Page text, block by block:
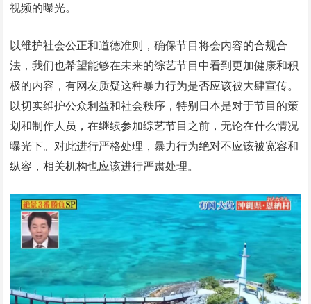
视频的曝光。
以维护社会公正和道德准则，确保节目将会内容的合规合
法，我们也希望能够在未来的综艺节目中看到更加健康和积
极的内容，有网友质疑这种暴力行为是否应该被大肆宣传。
以切实维护公众利益和社会秩序，特别日本是对于节目的策
划和制作人员，在继续参加综艺节目之前，无论在什么情况
曝光下。对此进行严格处理，暴力行为绝对不应该被宽容和
纵容，相关机构也应该进行严肃处理。